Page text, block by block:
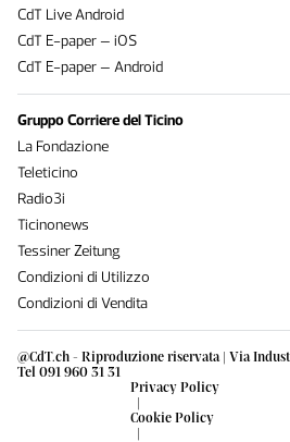
@CdT.ch - Riproduzione riservata | Via
Tel 091 960 31 31
Privacy Policy
|
Cookie Policy
|
CdT Live Android
CdT E-paper – iOS
CdT E-paper – Android
Gruppo Corriere del Ticino
La Fondazione
Teleticino
Radio3i
Ticinonews
Tessiner Zeitung
Condizioni di Utilizzo
Condizioni di Vendita